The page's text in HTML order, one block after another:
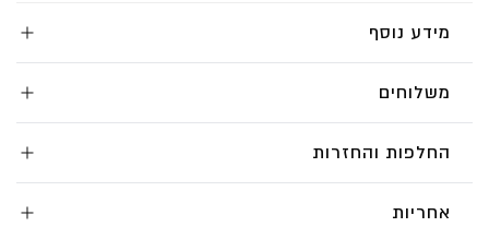
מידע נוסף
משלוחים
החלפות והחזרות
אחריות